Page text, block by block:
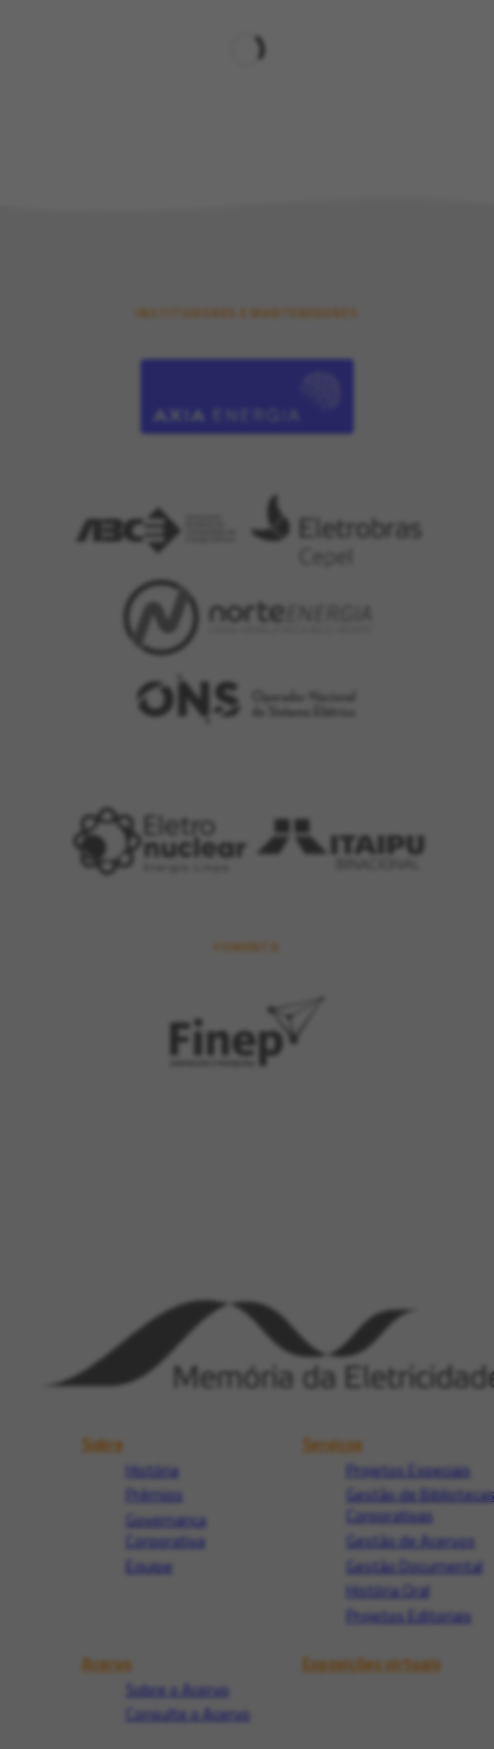
INSTITUIDORES E MANTENEDORES
FOMENTO
Sobre
História
Prêmios
Governança
Corporativa
Equipe
Serviços
Projetos Especiais
Gestão de Bibliotecas
Corporativas
Gestão de Acervos
Gestão Documental
História Oral
Projetos Editoriais
Acervo
Sobre o Acervo
Consulte o Acervo
Exposições virtuais